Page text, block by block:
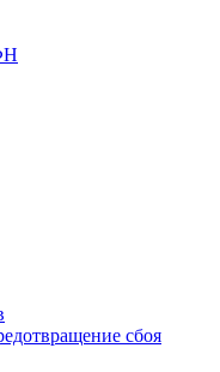
сбоя